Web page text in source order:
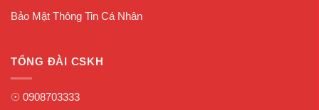
Bảo Mật Thông Tin Cá Nhân
TỔNG ĐÀI CSKH
☉ 0908703333